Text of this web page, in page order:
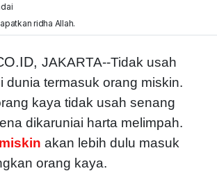
ridha Allah.
JAKARTA--Tidak usah
dunia termasuk orang miskin.
kaya tidak usah senang
dikaruniai harta melimpah.
miskin akan lebih dulu masuk
orang kaya.